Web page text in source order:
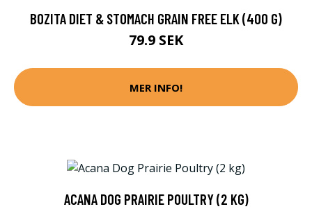
BOZITA DIET & STOMACH GRAIN FREE ELK (400 G)
79.9 SEK
MER INFO!
ACANA DOG PRAIRIE POULTRY (2 KG)